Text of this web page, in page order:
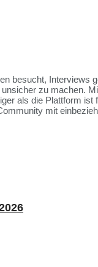
besucht,
zu machen.
als die Plattform
mit